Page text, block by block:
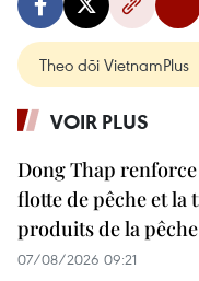
Theo dõi VietnamPlus
VOIR PLUS
Dong Thap
flotte de pêche et la
produits de la pêche
07/08/2026 09:21